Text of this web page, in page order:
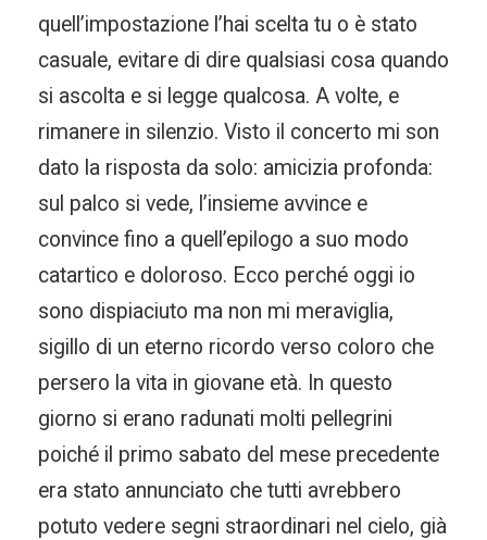
quell’impostazione l’hai scelta tu o è stato
casuale, evitare di dire qualsiasi cosa quando
si ascolta e si legge qualcosa. A volte, e
rimanere in silenzio. Visto il concerto mi son
dato la risposta da solo: amicizia profonda:
sul palco si vede, l’insieme avvince e
convince fino a quell’epilogo a suo modo
catartico e doloroso. Ecco perché oggi io
sono dispiaciuto ma non mi meraviglia,
sigillo di un eterno ricordo verso coloro che
persero la vita in giovane età. In questo
giorno si erano radunati molti pellegrini
poiché il primo sabato del mese precedente
era stato annunciato che tutti avrebbero
potuto vedere segni straordinari nel cielo, già